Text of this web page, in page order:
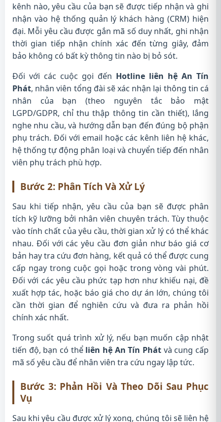
kênh nào, yêu cầu của bạn sẽ được tiếp nhận và ghi
nhận vào hệ thống quản lý khách hàng (CRM) hiện
đại. Mỗi yêu cầu được gắn mã số duy nhất, ghi nhận
thời gian tiếp nhận chính xác đến từng giây, đảm
bảo không có bất kỳ thông tin nào bị bỏ sót.
Đối với các cuộc gọi đến Hotline liên hệ An Tín
Phát, nhân viên tổng đài sẽ xác nhận lại thông tin cá
nhân của bạn (theo nguyên tắc bảo mật
LGPD/GDPR, chỉ thu thập thông tin cần thiết), lắng
nghe nhu cầu, và hướng dẫn bạn đến đúng bộ phận
phụ trách. Đối với email hoặc các kênh liên hệ khác,
hệ thống tự động phân loại và chuyển tiếp đến nhân
viên phụ trách phù hợp.
Bước 2: Phân Tích Và Xử Lý
Sau khi tiếp nhận, yêu cầu của bạn sẽ được phân
tích kỹ lưỡng bởi nhân viên chuyên trách. Tùy thuộc
vào tính chất của yêu cầu, thời gian xử lý có thể khác
nhau. Đối với các yêu cầu đơn giản như báo giá cơ
bản hay tra cứu đơn hàng, kết quả có thể được cung
cấp ngay trong cuộc gọi hoặc trong vòng vài phút.
Đối với các yêu cầu phức tạp hơn như khiếu nại, đề
xuất hợp tác, hoặc báo giá cho dự án lớn, chúng tôi
cần thời gian để nghiên cứu và đưa ra phản hồi
chính xác nhất.
Trong suốt quá trình xử lý, nếu bạn muốn cập nhật
tiến độ, bạn có thể liên hệ An Tín Phát và cung cấp
mã số yêu cầu để nhân viên tra cứu ngay lập tức.
Bước 3: Phản Hồi Và Theo Dõi Sau Phục
Vụ
Sau khi yêu cầu được xử lý xong, chúng tôi sẽ liên hệ